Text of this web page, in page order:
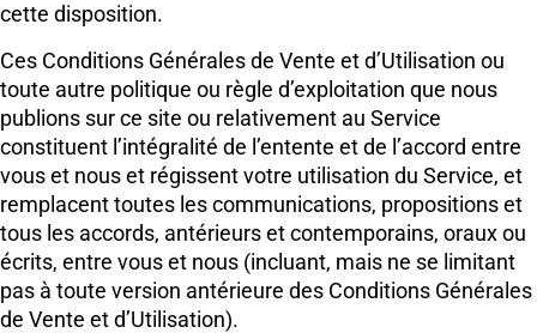
cette disposition.
Ces Conditions Générales de Vente et d’Utilisation ou
toute autre politique ou règle d’exploitation que nous
publions sur ce site ou relativement au Service
constituent l’intégralité de l’entente et de l’accord entre
vous et nous et régissent votre utilisation du Service, et
remplacent toutes les communications, propositions et
tous les accords, antérieurs et contemporains, oraux ou
écrits, entre vous et nous (incluant, mais ne se limitant
pas à toute version antérieure des Conditions Générales
de Vente et d’Utilisation).